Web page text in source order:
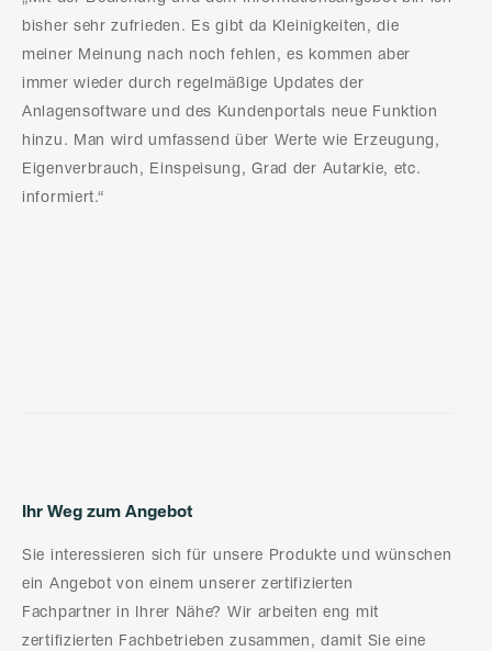
bisher sehr zufrieden. Es gibt da Kleinigkeiten, die
meiner Meinung nach noch fehlen, es kommen aber
immer wieder durch regelmäßige Updates der
Anlagensoftware und des Kundenportals neue Funktion
hinzu. Man wird umfassend über Werte wie Erzeugung,
Eigenverbrauch, Einspeisung, Grad der Autarkie, etc.
informiert.“
Ihr Weg zum Angebot
Sie interessieren sich für unsere Produkte und wünschen
ein Angebot von einem unserer zertifizierten
Fachpartner in Ihrer Nähe? Wir arbeiten eng mit
zertifizierten Fachbetrieben zusammen, damit Sie eine